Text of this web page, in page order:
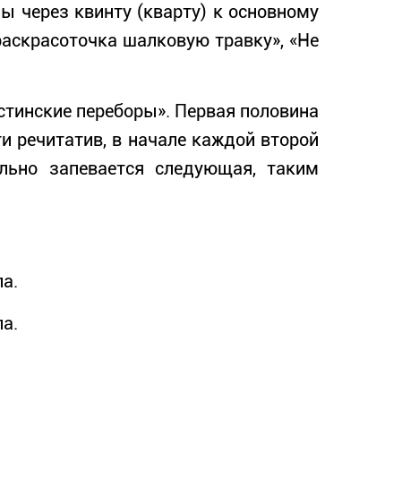
через квинту (кварту) к основному
шалковую травку», «Не
переборы». Первая половина
речитатив, в начале каждой второй
запевается следующая, таким